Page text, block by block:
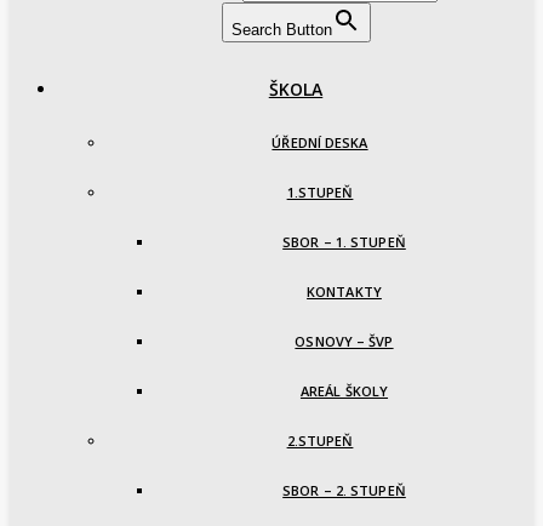
Search Button
ŠKOLA
ÚŘEDNÍ DESKA
1.STUPEŇ
SBOR – 1. STUPEŇ
KONTAKTY
OSNOVY – ŠVP
AREÁL ŠKOLY
2.STUPEŇ
SBOR – 2. STUPEŇ